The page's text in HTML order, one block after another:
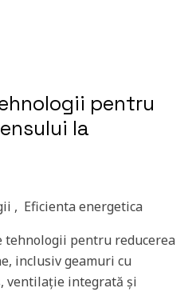
pentru
la
, Eficienta energetica
tehnologii pentru reducerea
inclusiv geamuri cu
ventilație integrată și